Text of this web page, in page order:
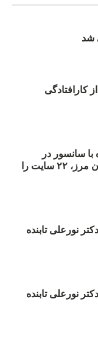
شد
کارافتادگی
با سانسور در
اینترنت: #آزادی هم‌آیند گزارشگران‌ بدون مرز، ۲۲ سایت را
نورعلی تابنده
نورعلی تابنده